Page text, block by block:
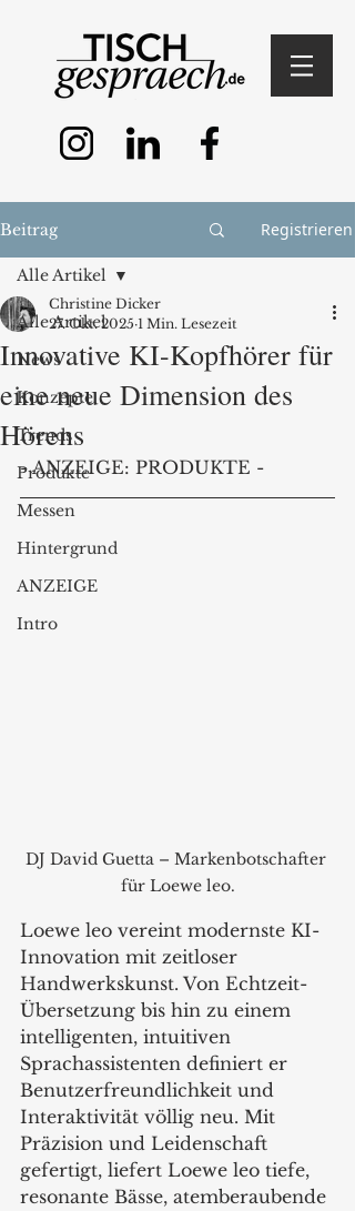
Beitrag Registrieren
Alle Artikel
News
Konzepte
Trends
Produkte
Messen
Hintergrund
ANZEIGE
Intro
Alle Artikel
Innovative KI-Kopfhörer für
eine neue Dimension des
Hörens
Christine Dicker
27. Okt. 2025 1 Min. Lesezeit
- ANZEIGE: PRODUKTE -
DJ David Guetta – Markenbotschafter
für Loewe leo.
Loewe leo vereint modernste KI-
Innovation mit zeitloser
Handwerkskunst. Von Echtzeit-
Übersetzung bis hin zu einem
intelligenten, intuitiven
Sprachassistenten definiert er
Benutzerfreundlichkeit und
Interaktivität völlig neu. Mit
Präzision und Leidenschaft
gefertigt, liefert Loewe leo tiefe,
resonante Bässe, atemberaubende